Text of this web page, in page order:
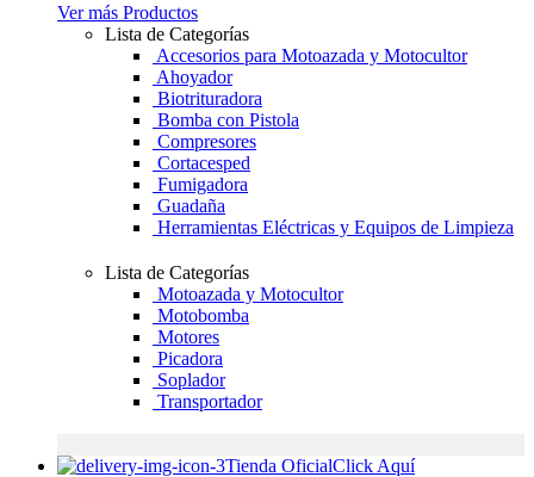
Ver más Productos
Lista de Categorías
Accesorios para Motoazada y Motocultor
Ahoyador
Biotrituradora
Bomba con Pistola
Compresores
Cortacesped
Fumigadora
Guadaña
Herramientas Eléctricas y Equipos de Limpieza
Lista de Categorías
Motoazada y Motocultor
Motobomba
Motores
Picadora
Soplador
Transportador
Tienda OficialClick Aquí